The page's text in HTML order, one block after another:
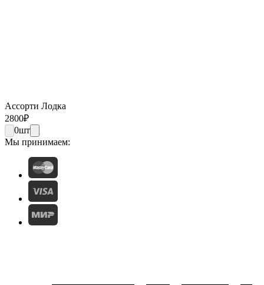
Ассорти Лодка
2800₽
0шт
Мы принимаем: